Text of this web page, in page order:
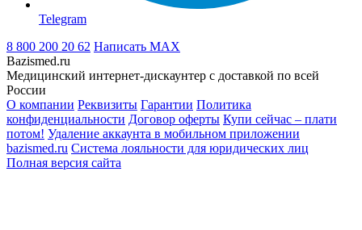
Telegram
8 800 200 20 62 Написать MAX
Bazismed.ru
Медицинский интернет-дискаунтер с доставкой по всей
России
О компании Реквизиты Гарантии Политика
конфиденциальности Договор оферты Купи сейчас – плати
потом! Удаление аккаунта в мобильном приложении
bazismed.ru Система лояльности для юридических лиц
Полная версия сайта